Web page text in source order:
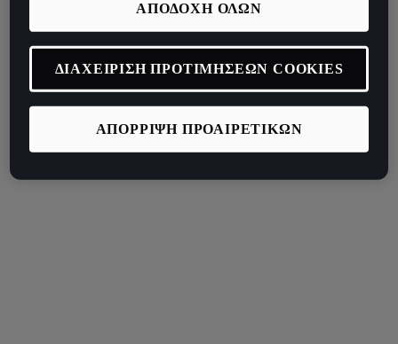
ΑΠΟΡΡΙΨΗ ΠΡΟΑΙΡΕΤΙΚΩΝ
ΑΠΟΔΟΧΗ ΟΛΩΝ
ΔΙΑΧΕΙΡΙΣΗ ΠΡΟΤΙΜΗΣΕΩΝ COOKIES